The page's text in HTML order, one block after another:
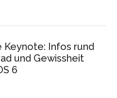
Keynote: Infos rund
und Gewissheit
6